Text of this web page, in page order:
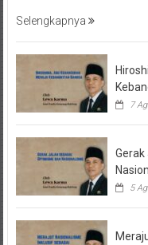
Selengkapnya
7
5